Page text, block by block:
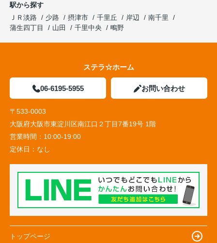
駅から探す
ＪＲ淡路
少路 摂津市 千里丘 岸辺
南千里
蒲生四丁目
山田 千里中央 鴫野
ステラ☆ホーム
06-6195-5955 お問い合わせ
〒533-0003
大阪府大阪市東淀川区南江口２丁目7番19号 1階
営業時間： 10:00-19:00
定休日： なし
トップページ